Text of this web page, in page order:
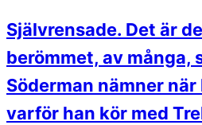
Självrensade. Det är
berömmet, av många,
Söderman nämner
varför han kör med